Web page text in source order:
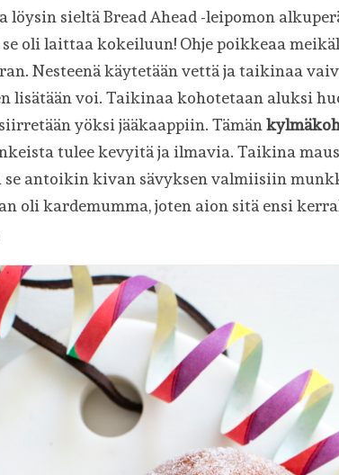
löysin sieltä Bread Ahead -leipomon
oli laittaa kokeiluun! Ohje poikkeaa
Nesteenä käytetään vettä ja taikinaa
lisätään voi. Taikinaa kohotetaan aluksi
yöksi jääkaappiin. Tämän
tulee kevyitä ja ilmavia. Taikina
se antoikin kivan sävyksen valmiisiin
oli kardemumma, joten aion sitä ensi